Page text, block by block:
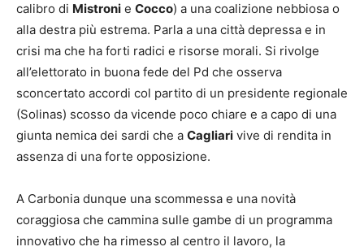
calibro di Mistroni e Cocco) a una coalizione nebbiosa o
alla destra più estrema. Parla a una città depressa e in
crisi ma che ha forti radici e risorse morali. Si rivolge
all’elettorato in buona fede del Pd che osserva
sconcertato accordi col partito di un presidente regionale
(Solinas) scosso da vicende poco chiare e a capo di una
giunta nemica dei sardi che a Cagliari vive di rendita in
assenza di una forte opposizione.
A Carbonia dunque una scommessa e una novità
coraggiosa che cammina sulle gambe di un programma
innovativo che ha rimesso al centro il lavoro, la